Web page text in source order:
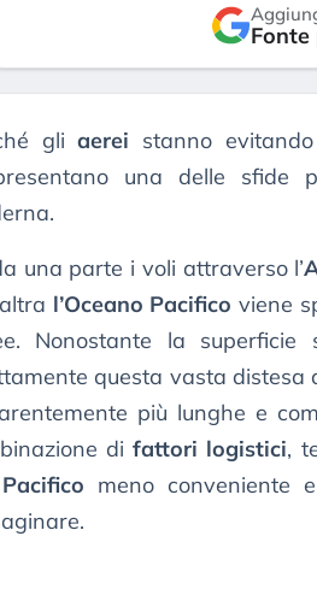
gliaerei stanno
una delle sfide
una parte i voli attraverso l’
l’Oceano Pacifico viene
Nonostante la
questa vasta distesa
più lunghe e
difattori logistici,
meno conveniente e